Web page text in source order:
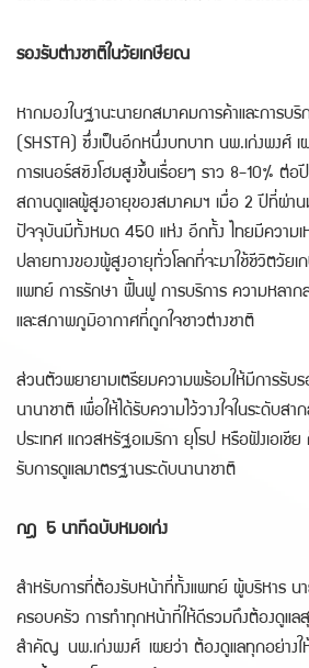
รองรับต่างชาติในวัยเกษียณ
หากมองในฐานะนายกสมาคมการค้าและการบ
(SHSTA) ซึ่งเป็นอีกหนึ่งบทบาท นพ.เก่งพงศ์
การเนอร์สซิงโฮมสูงขึ้นเรื่อยๆ ราว 8-10% ต่อ
สถานดูแลผู้สูงอายุของสมาคมฯ เมื่อ 2 ปีที่ผ่า
ปัจจุบันมีทั้งหมด 450 แห่ง อีกทั้ง ไทยมีความเ
ปลายทางของผู้สูงอายุทั่วโลกที่จะมาใช้ชีวิตวัย
แพทย์ การรักษา ฟื้นฟู การบริการ ความหลา
และสภาพภูมิอากาศที่ถูกใจชาวต่างชาติ
ส่วนตัวพยายามเตรียมความพร้อมให้มีการรับร
นานาชาติ เพื่อให้ได้รับความไว้วางใจในระดับสา
ประเทศ แถวสหรัฐอเมริกา ยุโรป หรือฝังเอเชีย
รับการดูแลมาตรฐานระดับนานาชาติ
กฎ 5 นาทีฉบับหมอเก่ง
สำหรับการที่ต้องรับหน้าที่ทั้งแพทย์ ผู้บริหาร น
ครอบครัว การทำทุกหน้าที่ให้ดีรวมถึงต้องดูแล
สำคัญ นพ.เก่งพงศ์ เผยว่า ต้องดูแลทุกอย่างใ